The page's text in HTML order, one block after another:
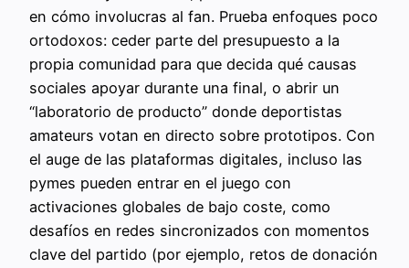
en cómo involucras al fan. Prueba enfoques poco
ortodoxos: ceder parte del presupuesto a la
propia comunidad para que decida qué causas
sociales apoyar durante una final, o abrir un
“laboratorio de producto” donde deportistas
amateurs votan en directo sobre prototipos. Con
el auge de las plataformas digitales, incluso las
pymes pueden entrar en el juego con
activaciones globales de bajo coste, como
desafíos en redes sincronizados con momentos
clave del partido (por ejemplo, retos de donación